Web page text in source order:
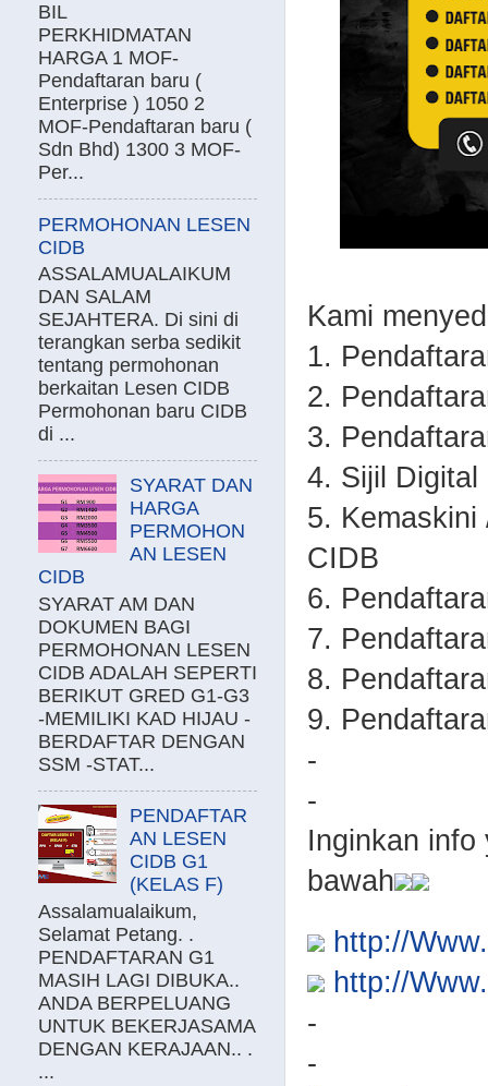
Kami
1.
2.
3.
4. Sijil Digital
5. Kemaskini
CIDB
6.
7.
8.
9.
-
-
Inginkan info
bawah
http://
http://
-
-
BIL
PERKHIDMATAN
HARGA 1 MOF-
Pendaftaran baru (
Enterprise ) 1050 2
MOF-Pendaftaran baru (
Sdn Bhd) 1300 3 MOF-
Per...
PERMOHONAN LESEN
CIDB
ASSALAMUALAIKUM
DAN SALAM
SEJAHTERA. Di sini di
terangkan serba sedikit
tentang permohonan
berkaitan Lesen CIDB
Permohonan baru CIDB
di ...
SYARAT DAN
HARGA
PERMOHON
AN LESEN
CIDB
SYARAT AM DAN
DOKUMEN BAGI
PERMOHONAN LESEN
CIDB ADALAH SEPERTI
BERIKUT GRED G1-G3
-MEMILIKI KAD HIJAU -
BERDAFTAR DENGAN
SSM -STAT...
PENDAFTAR
AN LESEN
CIDB G1
(KELAS F)
Assalamualaikum,
Selamat Petang. .
PENDAFTARAN G1
MASIH LAGI DIBUKA..
ANDA BERPELUANG
UNTUK BEKERJASAMA
DENGAN KERAJAAN.. .
...